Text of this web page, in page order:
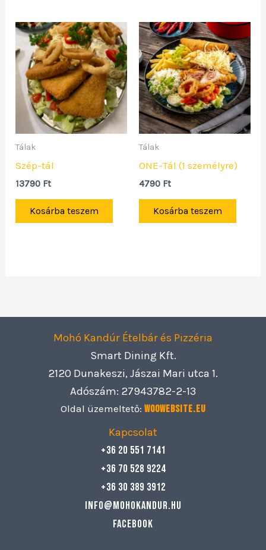
Tálak
Szép-tál
13790 Ft
Kosárba teszem
Tálak
ONE-Tál (1 személyre)
4790 Ft
Kosárba teszem
Mohó Kandúr Ételbár és Pizzéria
Smart Dining Kft.
2120 Dunakeszi, Jászai Mari utca 1.
Adószám: 27943782-2-13
Oldal üzemeltető: Woowebsite.eu
Kapcsolat
+36 20 551 7141
+36 70 528 9224
+36 30 389 3912
info@mohokandur.hu
Facebook